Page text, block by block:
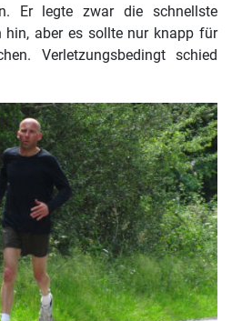
Er legte zwar die schnellste
hin, aber es sollte nur knapp für
Verletzungsbedingt schied